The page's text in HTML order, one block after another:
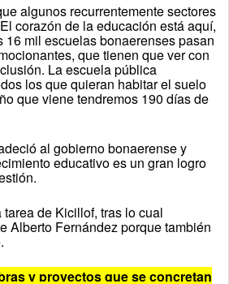
algunos recurrentemente sectores
corazón de la educación está aquí,
16 mil escuelas bonaerenses pasan
que tienen que ver con
La escuela pública
los que quieran habitar el suelo
que viene tendremos 190 días de
al gobierno bonaerense y
educativo es un gran logro
de Kicillof, tras lo cual
Alberto Fernández porque también
y proyectos que se concretan